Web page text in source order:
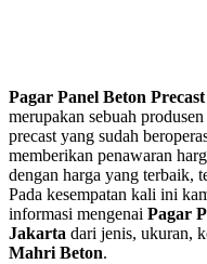
Pagar Panel Beton
merupakan sebuah
precast yang sudah
memberikan penawaran
dengan harga yang terbaik,
Pada kesempatan kali ini
informasi mengenai Pagar
Jakarta dari jenis, ukuran,
Mahri Beton.